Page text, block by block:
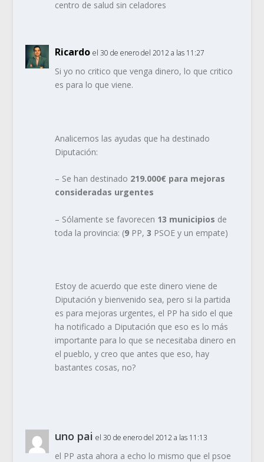
centro de salud sin celadores
Ricardo el 30 de enero del 2012 a las 11:27
Si yo no critico que venga dinero, lo que critico
es para lo que viene.
Analicemos las ayudas que ha destinado
Diputación:
– Se han destinado 219.000€ para mejoras
consideradas urgentes
– Sólamente se favorecen 13 municipios de
toda la provincia: (9PP, 3 PSOE y un empate)
Estoy de acuerdo que este dinero viene de
Diputación y bienvenido sea, pero si la partida
es para mejoras urgentes, el PP ha sido el que
ha notificado a Diputación que eso es lo más
importante para lo que se necesitaba dinero en
el pueblo, y creo que antes que eso, hay
bastantes cosas, no?
uno pai el 30 de enero del 2012 a las 11:13
el PP asta ahora a echo lo mismo que el psoe